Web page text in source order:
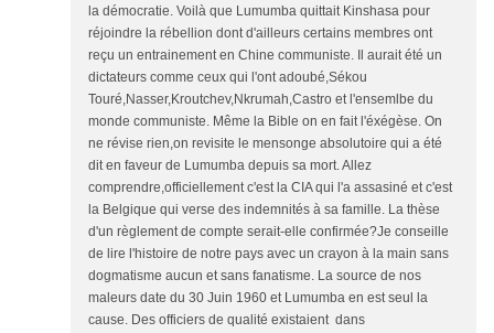
la démocratie. Voilà que Lumumba quittait Kinshasa pour
réjoindre la rébellion dont d'ailleurs certains membres ont
reçu un entrainement en Chine communiste. Il aurait été un
dictateurs comme ceux qui l'ont adoubé,Sékou
Touré,Nasser,Kroutchev,Nkrumah,Castro et l'ensemlbe du
monde communiste. Même la Bible on en fait l'éxégèse. On
ne révise rien,on revisite le mensonge absolutoire qui a été
dit en faveur de Lumumba depuis sa mort. Allez
comprendre,officiellement c'est la CIA qui l'a assasiné et c'est
la Belgique qui verse des indemnités à sa famille. La thèse
d'un règlement de compte serait-elle confirmée?Je conseille
de lire l'histoire de notre pays avec un crayon à la main sans
dogmatisme aucun et sans fanatisme. La source de nos
maleurs date du 30 Juin 1960 et Lumumba en est seul la
cause. Des officiers de qualité existaient dans